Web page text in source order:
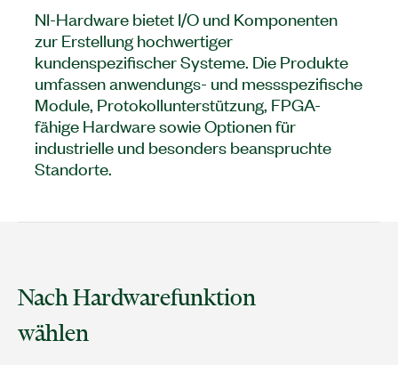
NI-Hardware bietet I/O und Komponenten
zur Erstellung hochwertiger
kundenspezifischer Systeme. Die Produkte
umfassen anwendungs- und messspezifische
Module, Protokollunterstützung, FPGA-
fähige Hardware sowie Optionen für
industrielle und besonders beanspruchte
Standorte.
Nach Hardwarefunktion
wählen